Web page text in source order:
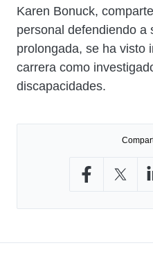
Karen Bonuck,
personal defendiendo a
prolongada, se ha visto
carrera como
discapacidades.